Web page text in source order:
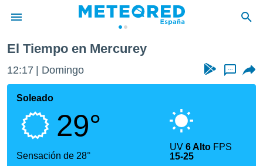
de
por
que se
calidad.
a este
las
El Tiempo en Mercurey
12:17 Domingo ...
Soleado
29°
Sensación de 28°
UV6 Alto FPS
15-25